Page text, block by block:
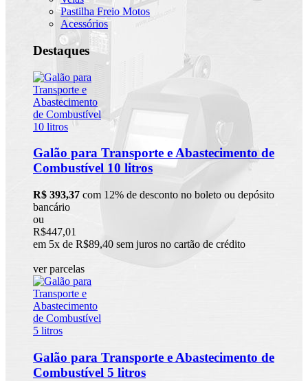
Pastilha Freio Motos
Acessórios
Destaques
Galão para Transporte e Abastecimento de
Combustível 10 litros
R$ 393,37 com 12% de desconto no boleto ou depósito
bancário
ou
R$447,01
em 5x de R$89,40 sem juros no cartão de crédito
ver parcelas
Galão para Transporte e Abastecimento de
Combustível 5 litros